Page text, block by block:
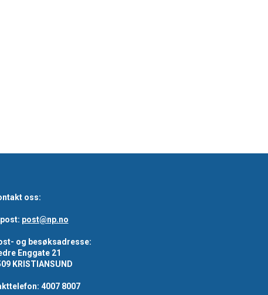
oss:
post: post@np.no
og besøksadresse:
Enggate 21
KRISTIANSUND
4007 8007